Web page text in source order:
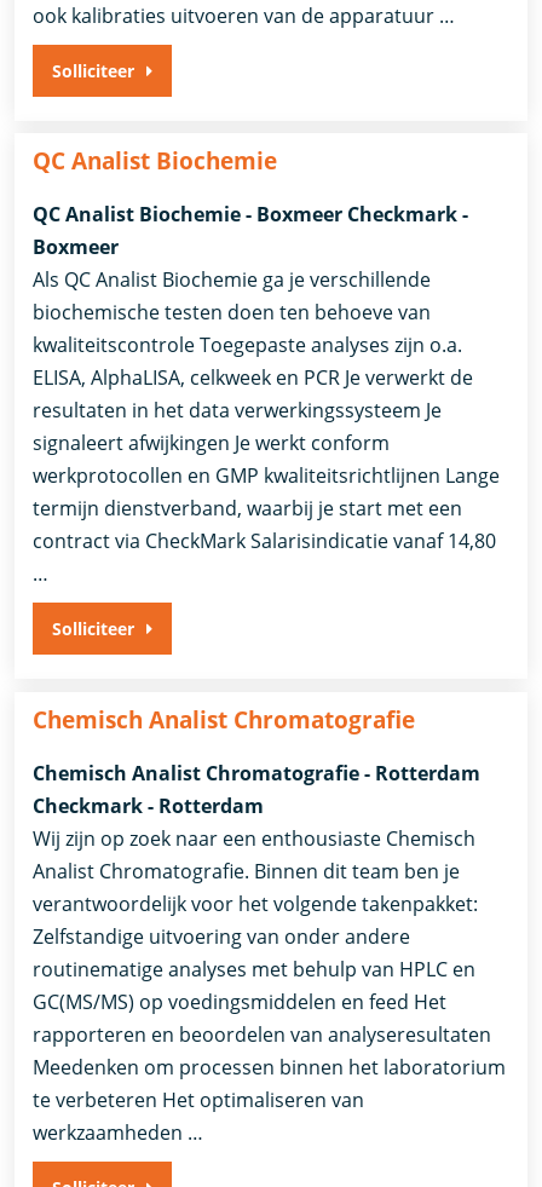
ook kalibraties uitvoeren van de apparatuur …
Solliciteer
QC Analist Biochemie
QC Analist Biochemie - Boxmeer Checkmark -
Boxmeer
Als QC Analist Biochemie ga je verschillende
biochemische testen doen ten behoeve van
kwaliteitscontrole Toegepaste analyses zijn o.a.
ELISA, AlphaLISA, celkweek en PCR Je verwerkt de
resultaten in het data verwerkingssysteem Je
signaleert afwijkingen Je werkt conform
werkprotocollen en GMP kwaliteitsrichtlijnen Lange
termijn dienstverband, waarbij je start met een
contract via CheckMark Salarisindicatie vanaf 14,80
…
Solliciteer
Chemisch Analist Chromatografie
Chemisch Analist Chromatografie - Rotterdam
Checkmark - Rotterdam
Wij zijn op zoek naar een enthousiaste Chemisch
Analist Chromatografie. Binnen dit team ben je
verantwoordelijk voor het volgende takenpakket:
Zelfstandige uitvoering van onder andere
routinematige analyses met behulp van HPLC en
GC(MS/MS) op voedingsmiddelen en feed Het
rapporteren en beoordelen van analyseresultaten
Meedenken om processen binnen het laboratorium
te verbeteren Het optimaliseren van
werkzaamheden …